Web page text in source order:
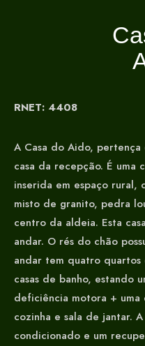
Ca
RNET: 4408
A Casa do Aido,
casa da recepção. É uma
inserida em espaço rural,
misto de granito, pedra
centro da aldeia. Esta
andar. O rés do chão
andar tem quatro quartos
casas de banho, estando
deficiência motora + uma
cozinha e sala de jantar.
condicionado e um